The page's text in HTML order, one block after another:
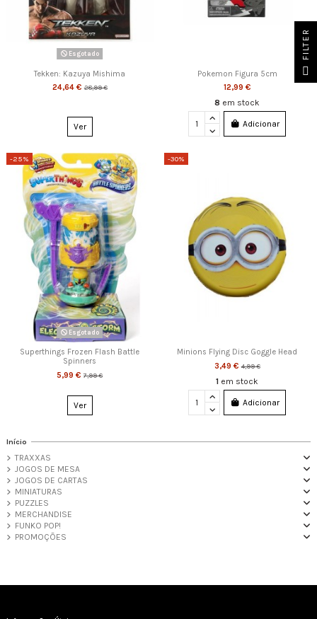
Esgotado
Tekken: Kazuya Mishima
24,64 €28,99 €
Ver
Pokemon Figura 5cm
12,99 €
8 em stock
Adicionar
-25%
Esgotado
Superthings Frozen Flash Battle
Spinners
5,99 €7,99 €
Ver
-30%
Minions Flying Disc Goggle Head
3,49 €4,99 €
1 em stock
Adicionar
Início
TRAXXAS
JOGOS DE MESA
JOGOS DE CARTAS
MINIATURAS
PUZZLES
MERCHANDISE
FUNKO POP!
PROMOÇÕES
FILTER